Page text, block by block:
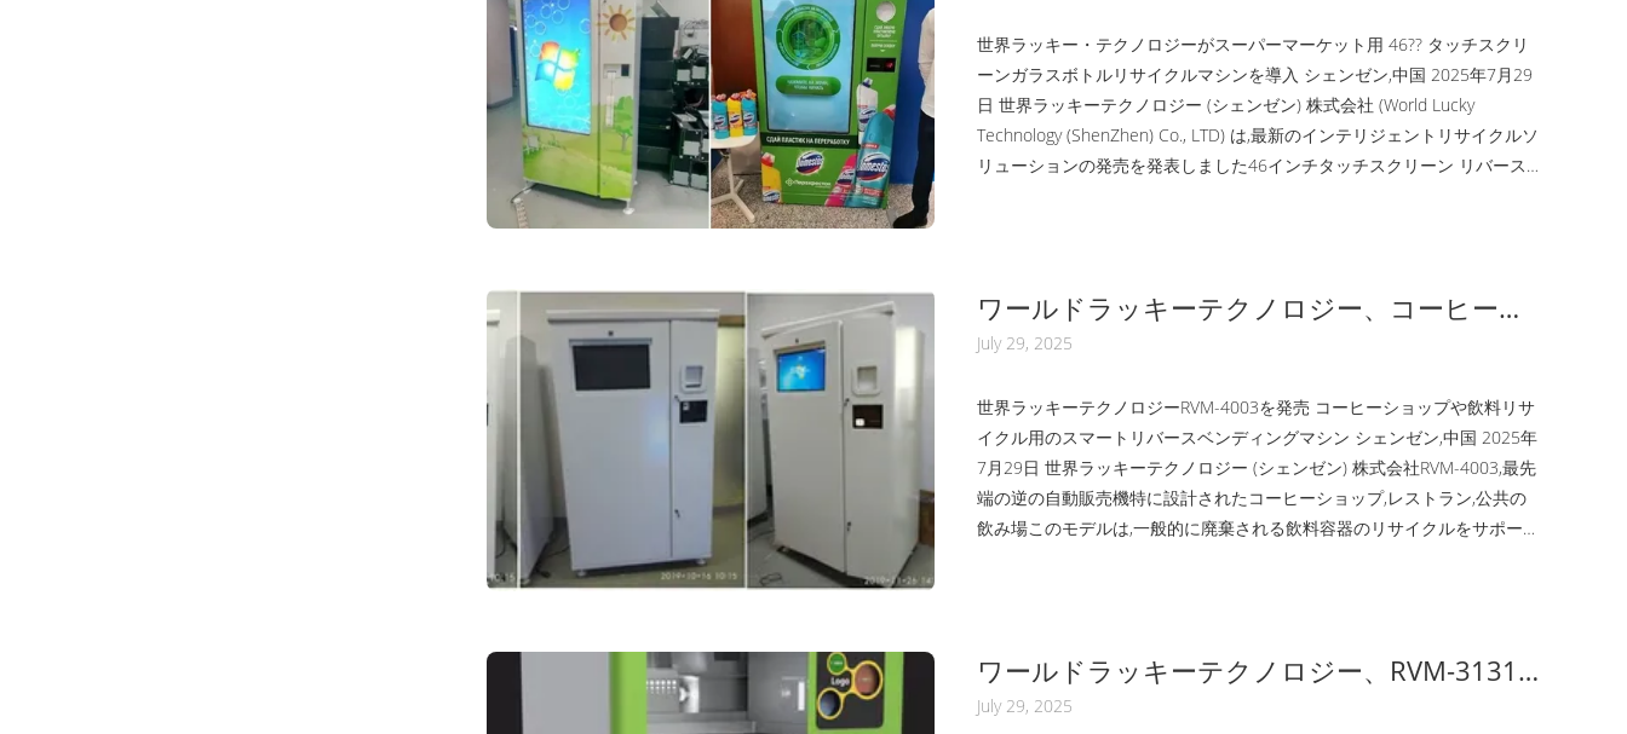
世界ラッキー・テクノロジーがスーパーマーケット用 46?? タッチスクリ
ーンガラスボトルリサイクルマシンを導入 シェンゼン,中国 2025年7月29
日 世界ラッキーテクノロジー (シェンゼン) 株式会社 (World Lucky
Technology (ShenZhen) Co., LTD) は,最新のインテリジェントリサイクルソ
リューションの発売を発表しました46インチタッチスクリーン リバース
ワールドラッキーテクノロジー、コーヒーシ
ョップと飲料リサイクルのためのスマートリ
July 29, 2025
世界ラッキーテクノロジーRVM-4003を発売 コーヒーショップや飲料リサ
イクル用のスマートリバースベンディングマシン シェンゼン,中国 2025年
7月29日 世界ラッキーテクノロジー (シェンゼン) 株式会社RVM-4003,最先
端の逆の自動販売機特に設計されたコーヒーショップ,レストラン,公共の
飲み場このモデルは,一般的に廃棄される飲料容器のリサイクルをサポート
ワールドラッキーテクノロジー、RVM-3131
を発表：多素材リサイクル対応の中型スマー
July 29, 2025